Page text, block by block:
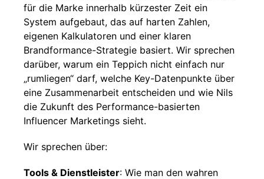
für die Marke innerhalb kürzester Zeit ein
System aufgebaut, das auf harten Zahlen,
eigenen Kalkulatoren und einer klaren
Brandformance-Strategie basiert. Wir sprechen
darüber, warum ein Teppich nicht einfach nur
„rumliegen“ darf, welche Key-Datenpunkte über
eine Zusammenarbeit entscheiden und wie Nils
die Zukunft des Performance-basierten
Influencer Marketings sieht.
Wir sprechen über:
Tools & Dienstleister: Wie man den wahren